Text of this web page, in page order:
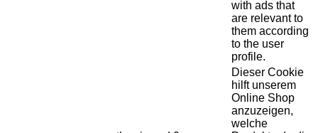
with ads that
are relevant to
them according
to the user
profile.
Dieser Cookie
hilft unserem
Online Shop
anzuzeigen,
welche